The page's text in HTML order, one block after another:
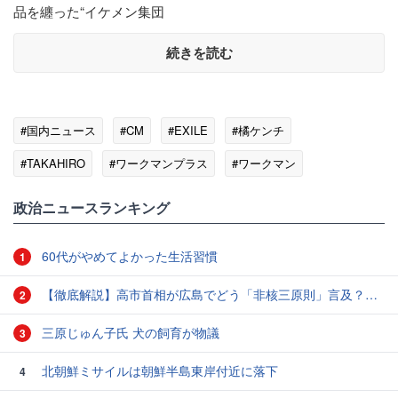
品を纏った“イケメン集団
続きを読む
#国内ニュース #CM #EXILE
#橘ケンチ
#TAKAHIRO
#ワークマンプラス #ワークマン
政治ニュースランキング
1 60代がやめてよかった生活習慣
2 【徹底解説】高市首相が広島でどう「非核三原則」言及？現状にとどめ将来は明言せず 著書では「邪魔になる」と主張
3 三原じゅん子氏 犬の飼育が物議
4 北朝鮮ミサイルは朝鮮半島東岸付近に落下